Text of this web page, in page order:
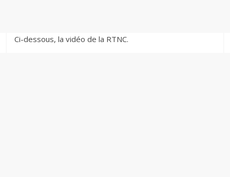
Ci-dessous, la vidéo de la RTNC.